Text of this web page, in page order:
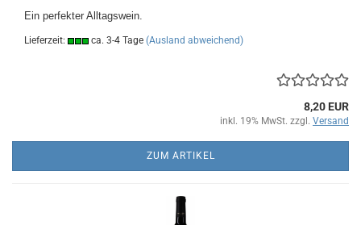
Ein perfekter Alltagswein.
Lieferzeit: ca. 3-4 Tage (Ausland abweichend)
8,20 EUR
inkl. 19% MwSt. zzgl. Versand
ZUM ARTIKEL